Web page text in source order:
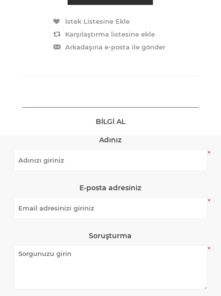
BILGI AL
Adınız
*
E-posta adresiniz
*
Soruşturma
*